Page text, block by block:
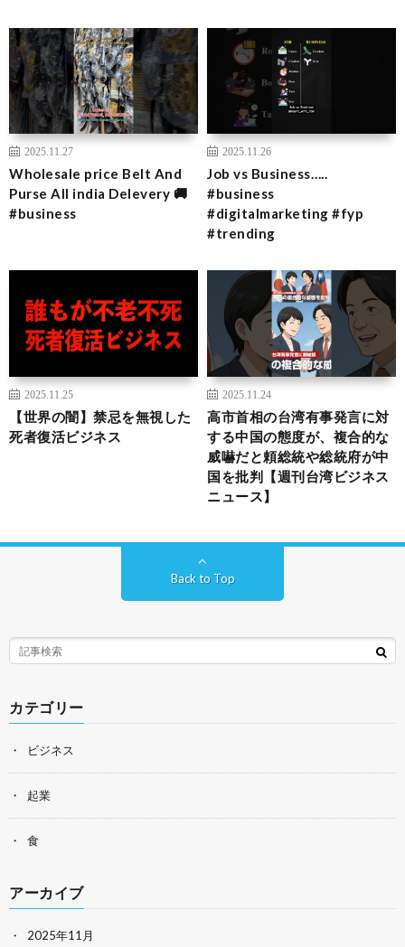
2025.11.27
Wholesale price Belt And
Purse All india Delevery 🚚
#business
2025.11.26
Job vs Business…..
#business
#digitalmarketing #fyp
#trending
2025.11.25
【世界の闇】禁忌を無視した
死者復活ビジネス
2025.11.24
高市首相の台湾有事発言に対
する中国の態度が、複合的な
威嚇だと頼総統や総統府が中
国を批判【週刊台湾ビジネス
ニュース】
Back to Top
カテゴリー
ビジネス
起業
食
アーカイブ
2025年11月